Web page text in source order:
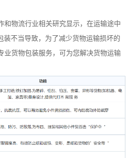
和物流行业相关研究显示，在运输途中
装不当导致，为了减少货物运输损坏的
业货物包装服务，可为您解决货物运输